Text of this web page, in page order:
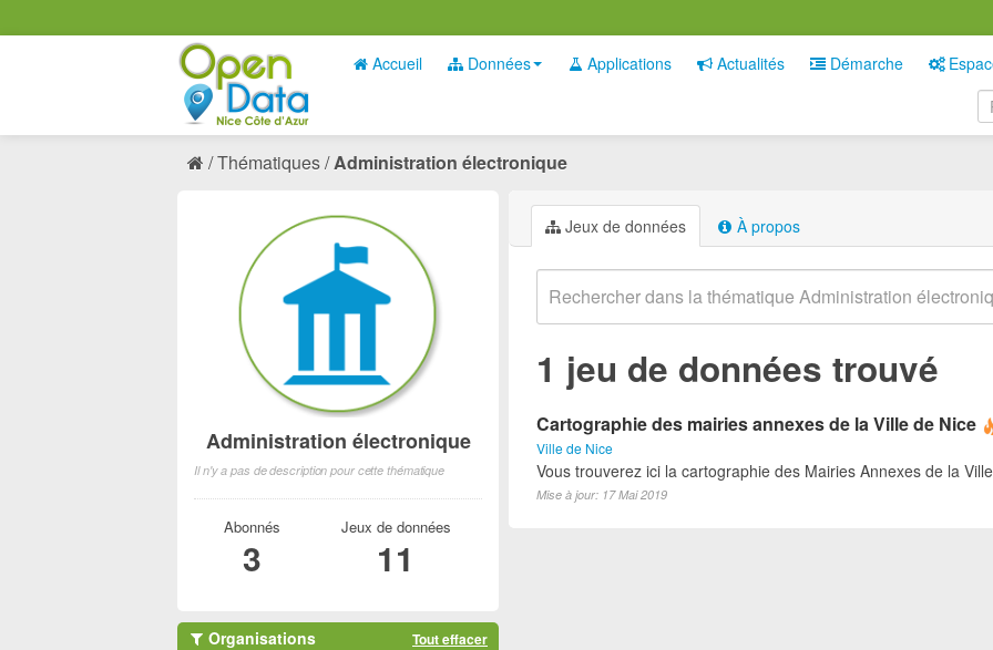
Accueil Données Applications Actualités Démarche
Thématiques Administration électronique
Jeux de données À propos
1 jeu de données trouvé
Cartographie des mairies annexes de la Ville de Nice
Ville de Nice
Vous trouverez ici la cartographie des Mairies Annexes de la
Mise à jour: 17 Mai 2019
Administration électronique
Il n'y a pas de description pour cette thématique
Abonnés
3
Jeux de données
11
Organisations Tout effacer